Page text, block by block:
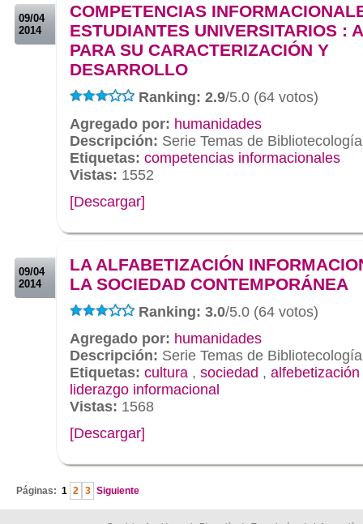
09/04
2014
COMPETENCIAS
ESTUDIANTES UNIVERSITARIOS :
PARA SU CARACTERIZACIÓN Y
DESARROLLO
Ranking: 2.9/5.0 (64 votos)
Agregado por: humanidades
Descripción: Serie Temas de
Etiquetas: competencias informacionales
Vistas: 1552
[Descargar]
09/04
2014
LA ALFABETIZACIÓN
LA SOCIEDAD CONTEMPORÁNEA
Ranking: 3.0/5.0 (64 votos)
Agregado por: humanidades
Descripción: Serie Temas de
Etiquetas: cultura , sociedad ,
liderazgo informacional
Vistas: 1568
[Descargar]
Páginas: 1 2 3 Siguiente